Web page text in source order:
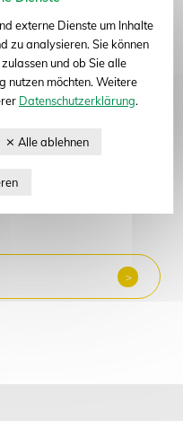
externe Dienste um Inhalte
zu analysieren. Sie können
und ob Sie alle
nutzen möchten. Weitere
Datenschutzerklärung.